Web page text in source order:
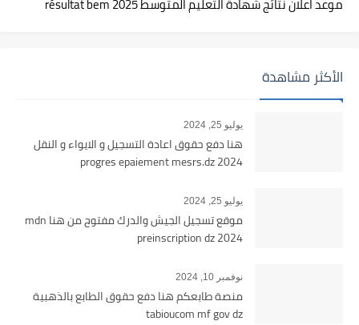
الأكثر مشاهدة
يوليو 25, 2024
هنا دفع حقوق اعادة التسجيل و الايواء و النقل
2024 progres epaiement mesrs.dz
يوليو 25, 2024
موقع تسجيل الجيش والدرك مفتوح من هنا mdn
preinscription dz 2024
نوفمبر 10, 2024
منصة طابعكم هنا دفع حقوق الطابع بالذهبية
tabioucom mf gov dz